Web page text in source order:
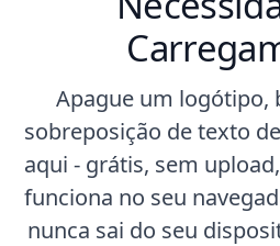
Apague um logótipo,
sobreposição de texto
aqui - grátis, sem
funciona no seu
nunca sai do seu